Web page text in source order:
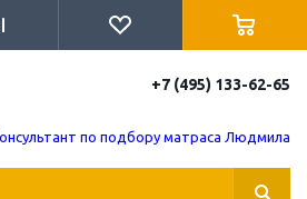
+7 (495) 133-62-65
по подбору матраса Людмила